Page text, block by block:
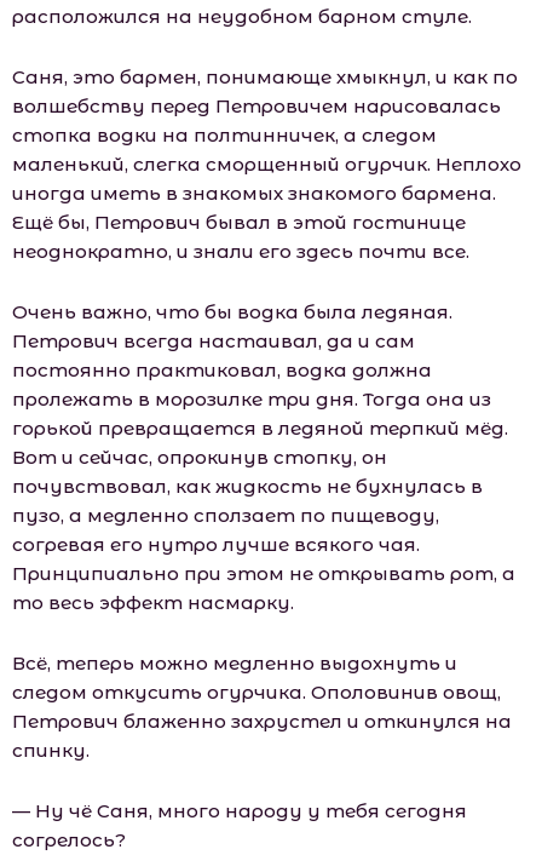
расположился на неудобном барном стуле.
Саня, это бармен, понимающе хмыкнул, и как по
волшебству перед Петровичем нарисовалась
стопка водки на полтинничек, а следом
маленький, слегка сморщенный огурчик. Неплохо
иногда иметь в знакомых знакомого бармена.
Ещё бы, Петрович бывал в этой гостинице
неоднократно, и знали его здесь почти все.
Очень важно, что бы водка была ледяная.
Петрович всегда настаивал, да и сам
постоянно практиковал, водка должна
пролежать в морозилке три дня. Тогда она из
горькой превращается в ледяной терпкий мёд.
Вот и сейчас, опрокинув стопку, он
почувствовал, как жидкость не бухнулась в
пузо, а медленно сползает по пищеводу,
согревая его нутро лучше всякого чая.
Принципиально при этом не открывать рот, а
то весь эффект насмарку.
Всё, теперь можно медленно выдохнуть и
следом откусить огурчика. Ополовинив овощ,
Петрович блаженно захрустел и откинулся на
спинку.
— Ну чё Саня, много народу у тебя сегодня
согрелось?